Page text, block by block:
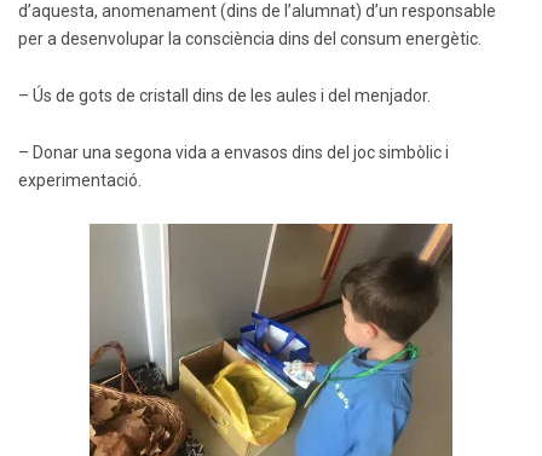
d’aquesta, anomenament (dins de l’alumnat) d’un responsable
per a desenvolupar la consciència dins del consum energètic.
– Ús de gots de cristall dins de les aules i del menjador.
– Donar una segona vida a envasos dins del joc simbòlic i
experimentació.